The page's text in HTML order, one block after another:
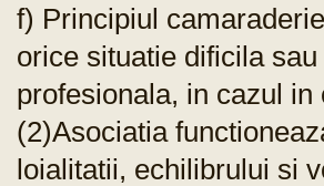
f) Principiul
orice situatie dificila
profesionala, in cazul
(2)Asociatia
loialitatii, echilibrului si